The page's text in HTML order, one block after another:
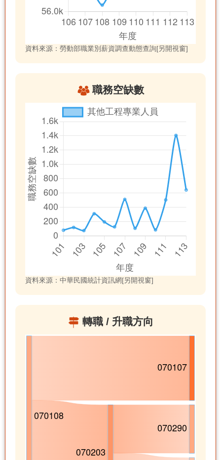
資料來源：勞動部職業別薪資調查動態查詢[另開視窗]
職務空缺數
資料來源：中華民國統計資訊網[另開視窗]
轉職 / 升職方向